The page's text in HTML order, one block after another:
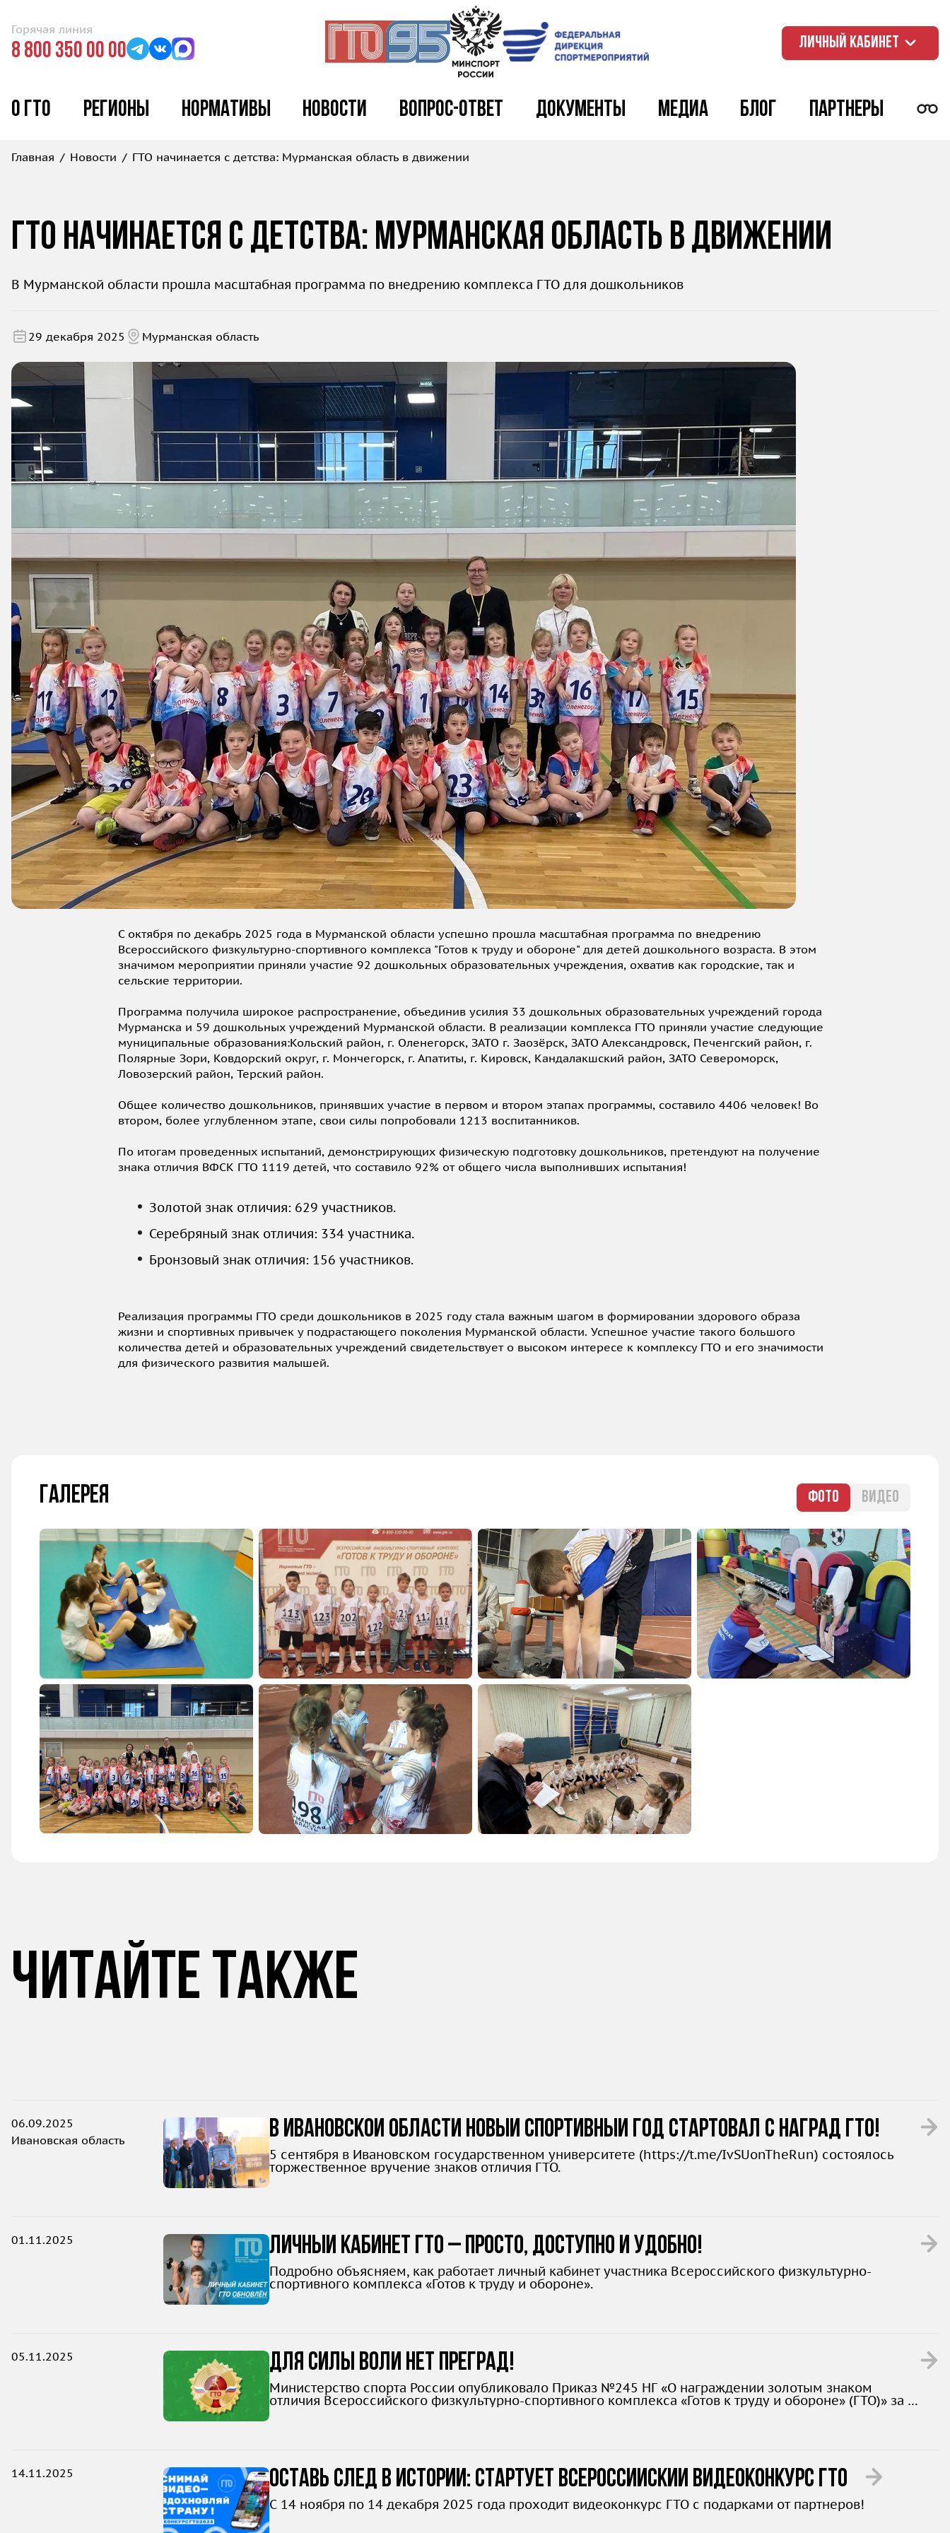
Горячая линия
8 800 350 00 00 ЛИЧНЫЙ КАБИНЕТ
О ГТО Регионы Нормативы Новости Вопрос-ответ Документы Медиа Блог Партнеры
Главная Новости ГТО начинается с детства: Мурманская область в движении
ГТО начинается с детства: Мурманская область в движении
В Мурманской области прошла масштабная программа по внедрению комплекса ГТО для дошкольников
29 декабря 2025 Мурманская область
С октября по декабрь 2025 года в Мурманской области успешно прошла масштабная программа по внедрению
Всероссийского физкультурно-спортивного комплекса "Готов к труду и обороне" для детей дошкольного возраста. В этом
значимом мероприятии приняли участие 92 дошкольных образовательных учреждения, охватив как городские, так и
сельские территории.
Программа получила широкое распространение, объединив усилия 33 дошкольных образовательных учреждений города
Мурманска и 59 дошкольных учреждений Мурманской области. В реализации комплекса ГТО приняли участие следующие
муниципальные образования:Кольский район, г. Оленегорск, ЗАТО г. Заозёрск, ЗАТО Александровск, Печенгский район, г.
Полярные Зори, Ковдорский округ, г. Мончегорск, г. Апатиты, г. Кировск, Кандалакшский район, ЗАТО Североморск,
Ловозерский район, Терский район.
Общее количество дошкольников, принявших участие в первом и втором этапах программы, составило 4406 человек! Во
втором, более углубленном этапе, свои силы попробовали 1213 воспитанников.
По итогам проведенных испытаний, демонстрирующих физическую подготовку дошкольников, претендуют на получение
знака отличия ВФСК ГТО 1119 детей, что составило 92% от общего числа выполнивших испытания!
Золотой знак отличия: 629 участников.
Серебряный знак отличия: 334 участника.
Бронзовый знак отличия: 156 участников.
Реализация программы ГТО среди дошкольников в 2025 году стала важным шагом в формировании здорового образа
жизни и спортивных привычек у подрастающего поколения Мурманской области. Успешное участие такого большого
количества детей и образовательных учреждений свидетельствует о высоком интересе к комплексу ГТО и его значимости
для физического развития малышей.
Галерея ФОТО ВИДЕО
Читайте также
06.09.2025
Ивановская область
В Ивановской области новый спортивный год стартовал с наград ГТО!
5 сентября в Ивановском государственном университете (https://t.me/IvSUonTheRun) состоялось
торжественное вручение знаков отличия ГТО.
01.11.2025 Личный кабинет ГТО – просто, доступно и удобно!
Подробно объясняем, как работает личный кабинет участника Всероссийского физкультурно-
спортивного комплекса «Готов к труду и обороне».
05.11.2025 Для силы воли нет преград!
Министерство спорта России опубликовало Приказ №245 НГ «О награждении золотым знаком
отличия Всероссийского физкультурно-спортивного комплекса «Готов к труду и обороне» (ГТО)» за 3
14.11.2025 Оставь след в истории: стартует всероссийский видеоконкурс ГТО
С 14 ноября по 14 декабря 2025 года проходит видеоконкурс ГТО с подарками от партнеров!